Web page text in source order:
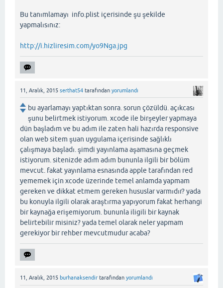
Bu tanımlamayı info.plist içerisinde şu şekilde
yapmalısınız:
http://i.hizliresim.com/yo9Nga.jpg
11, Aralık, 2015 serthat54 tarafından yorumlandı
bu ayarlamayı yaptıktan sonra. sorun çözüldü. açıkcası
şunu belirtmek istiyorum. xcode ile birşeyler yapmaya
dün başladım ve bu adım ile zaten hali hazırda responsive
olan web sitem şuan uygulama içerisinde sağlıklı
çalışmaya başladı. şimdi yayınlama aşamasına geçmek
istiyorum. sitenizde adım adım bununla ilgili bir bölüm
mevcut. fakat yayınlama esnasında apple tarafından red
yememek için xcode üzerinde temel anlamda yapmam
gereken ve dikkat etmem gereken hususlar varmıdır? yada
bu konuyla ilgili olarak araştırma yapıyorum fakat herhangi
bir kaynağa erişemiyorum. bununla iligili bir kaynak
belirtebilir misiniz? yada temel olarak neler yapmam
gerekiyor bir rehber mevcutmudur acaba?
11, Aralık, 2015 burhanaksendir tarafından yorumlandı